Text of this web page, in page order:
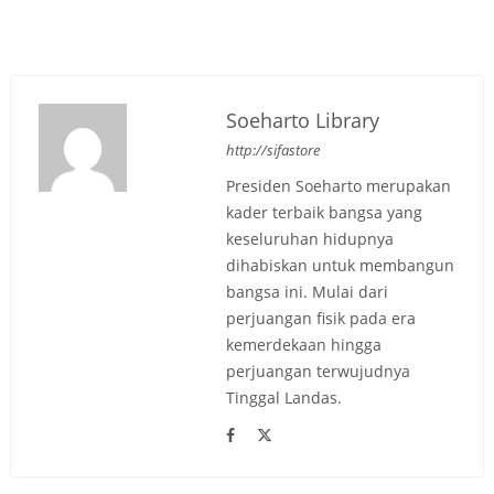
Soeharto Library
http://sifastore
Presiden Soeharto merupakan
kader terbaik bangsa yang
keseluruhan hidupnya
dihabiskan untuk membangun
bangsa ini. Mulai dari
perjuangan fisik pada era
kemerdekaan hingga
perjuangan terwujudnya
Tinggal Landas.